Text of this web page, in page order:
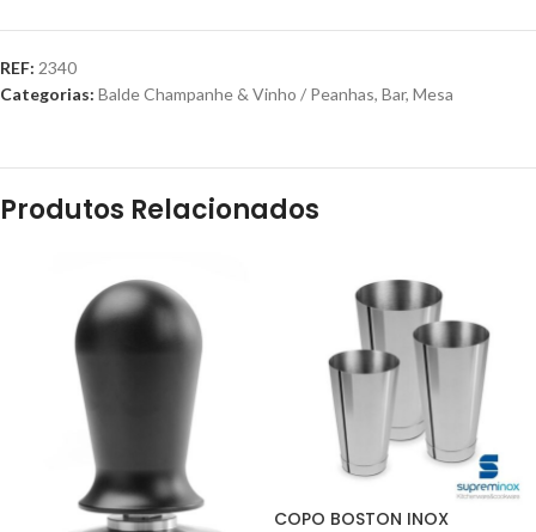
REF: 2340
Categorias: Balde Champanhe & Vinho / Peanhas, Bar, Mesa
Produtos Relacionados
COPO BOSTON INOX